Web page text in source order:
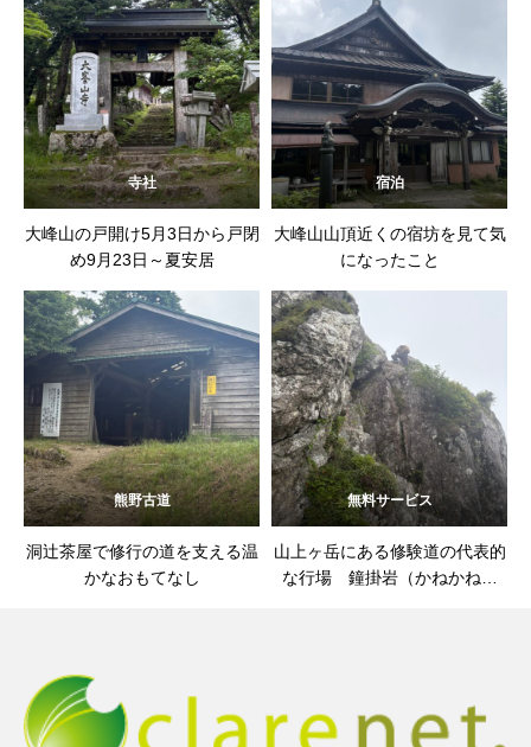
寺社
大峰山の戸開け5月3日から戸閉
め9月23日～夏安居
宿泊
大峰山山頂近くの宿坊を見て気
になったこと
熊野古道
洞辻茶屋で修行の道を支える温
かなおもてなし
無料サービス
山上ヶ岳にある修験道の代表的
な行場 鐘掛岩（かねかねい